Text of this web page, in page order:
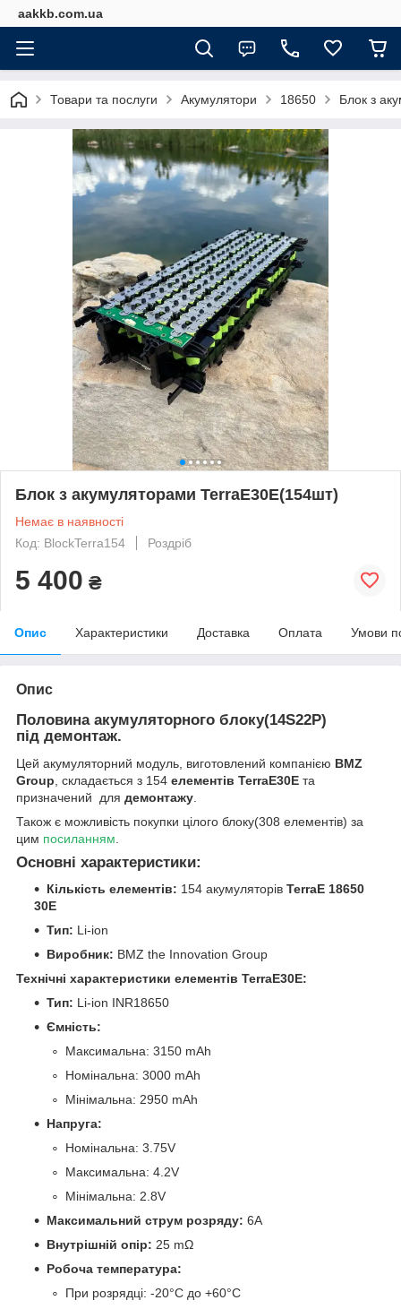
aakkb.com.ua
Товари та послуги Акумулятори 18650 Блок з
Блок з акумуляторами TerraE30E(154шт)
Немає в наявності
Код: BlockTerra154
Роздріб
5 400 ₴
Опис Характеристики Доставка Оплата Умови
Опис
Половина акумуляторного блоку(14S22P)
під демонтаж.
Цей акумуляторний модуль, виготовлений компанією BMZ
Group , складається з 154 елементів TerraE30E та
призначений
для демонтажу
Також є можливість покупки цілого блоку(308 елементів) за
цим посиланням
Основні характеристики:
Кількість елементів: 154 акумуляторів TerraE 18650
30E
Тип: Li-ion
Виробник: BMZ the Innovation Group
Технічні характеристики елементів TerraE30E:
Тип: Li-ion INR18650
Ємність:
Максимальна: 3150 mAh
Номінальна: 3000 mAh
Мінімальна: 2950 mAh
Напруга:
Номінальна: 3.75V
Максимальна: 4.2V
Мінімальна: 2.8V
Максимальний струм розряду: 6A
Внутрішній опір: 25 mΩ
Робоча температура:
При розрядці: -20°C до +60°C